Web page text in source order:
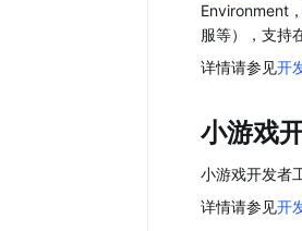
Environment
服等），支持
详情请参见开
小游戏
小游戏开发者
详情请参见开